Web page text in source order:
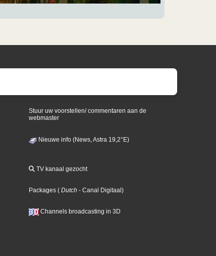
Stuur uw voorstellen/ commentaren aan de
webmaster
Nieuwe info (News, Astra 19,2°E)
TV kanaal gezocht
Packages ( Dutch - Canal Digitaal)
Channels broadcasting in 3D